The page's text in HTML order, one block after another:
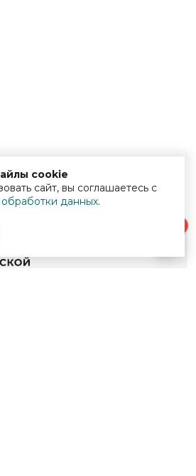
cookie
сайт, вы соглашаетесь с
данных.